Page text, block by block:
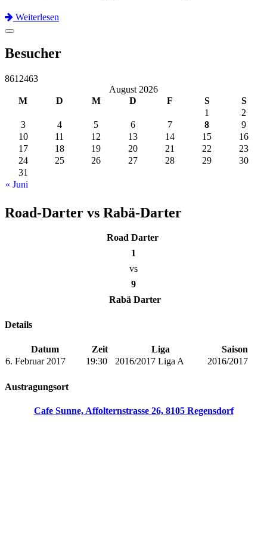
Weiterlesen
Previous
Next
Toggle
Besucher
8612463
August 2026
M
D M D F S S
« Juni
1
2
3
4 5 6 7 8
9
10
11 12 13 14 15
16
17
18 19 20 21 22
23
24
25 26 27 28 29
30
31
Road-Darter vs Rabä-Darter
Road Darter
1
vs
9
Rabä Darter
Details
Datum Zeit Liga
Saison
6. Februar 2017
19:30 2016/2017 Liga A 2016/2017
Austragungsort
Cafe Sunne, Affolternstrasse 26, 8105 Regensdorf